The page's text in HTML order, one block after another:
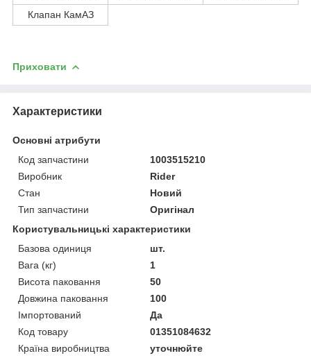
Клапан КамАЗ
Приховати
Характеристики
Основні атрибути
Код запчастини
1003515210
Виробник
Rider
Стан
Новий
Тип запчастини
Оригінал
Користувальницькі характеристики
Базова одиниця
шт.
Вага (кг)
1
Висота паковання
50
Довжина паковання
100
Імпортований
Да
Код товару
01351084632
Країна виробництва
уточнюйте